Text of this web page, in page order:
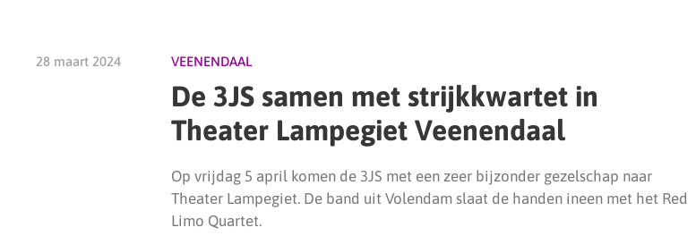
28 maart 2024 VEENENDAAL
De 3JS samen met strijkkwartet in
Theater Lampegiet Veenendaal
Op vrijdag 5 april komen de 3JS met een zeer bijzonder gezelschap naar
Theater Lampegiet. De band uit Volendam slaat de handen ineen met het Red
Limo Quartet.